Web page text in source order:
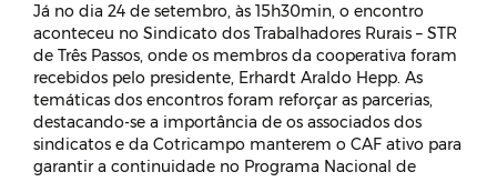
Já no dia 24 de setembro, às 15h30min, o encontro
aconteceu no Sindicato dos Trabalhadores Rurais – STR
de Três Passos, onde os membros da cooperativa foram
recebidos pelo presidente, Erhardt Araldo Hepp. As
temáticas dos encontros foram reforçar as parcerias,
destacando-se a importância de os associados dos
sindicatos e da Cotricampo manterem o CAF ativo para
garantir a continuidade no Programa Nacional de